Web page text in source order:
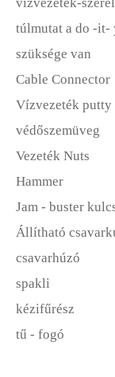
túlmutat a do -it-
szüksége van
Cable Connector
Vízvezeték putty
védőszemüveg
Vezeték Nuts
Hammer
Jam - buster
Állítható
csavarhúzó
spakli
kézifűrész
tű - fogó